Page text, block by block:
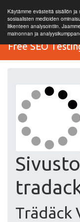
Käytämme evästeitä sisällön ja
sosiaalisten medioiden
liikenteen analysointiin.
mainonnan ja
Free SEO
Trädäck